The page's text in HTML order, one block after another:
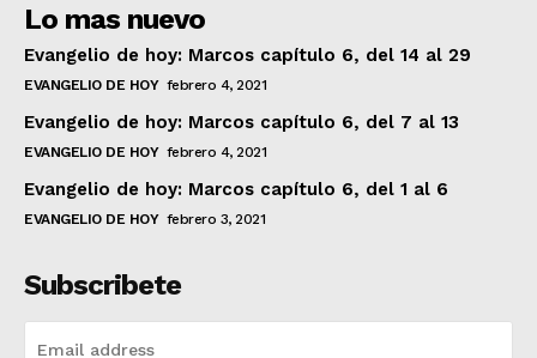
Lo mas nuevo
Evangelio de hoy: Marcos capítulo 6, del 14 al 29
EVANGELIO DE HOY febrero 4, 2021
Evangelio de hoy: Marcos capítulo 6, del 7 al 13
EVANGELIO DE HOY febrero 4, 2021
Evangelio de hoy: Marcos capítulo 6, del 1 al 6
EVANGELIO DE HOY febrero 3, 2021
Subscribete